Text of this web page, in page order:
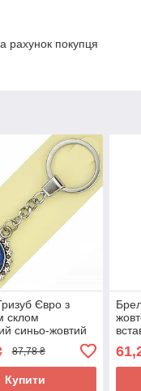
рахунок покупця
Євро з
склом
синьо-жовтий
87,78 ₴
Купити